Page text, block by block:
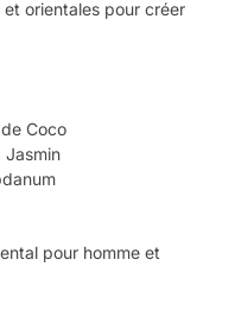
orientales pour créer
Coco
Jasmin
pour homme et